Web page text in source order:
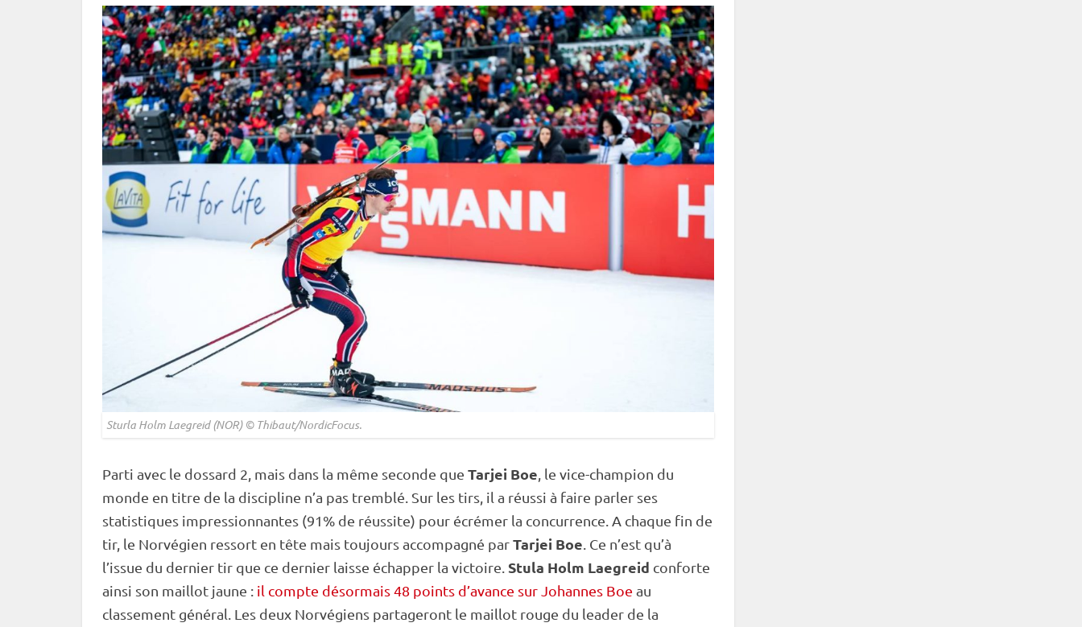
Sturla Holm Laegreid (NOR) © Thibaut/NordicFocus.
Parti avec le dossard 2, mais dans la même seconde que Tarjei Boe , le vice-champion du
monde en titre de la discipline n’a pas tremblé. Sur les tirs, il a réussi à faire parler ses
statistiques impressionnantes (91% de réussite) pour écrémer la concurrence. A chaque fin de
tir, le Norvégien ressort en tête mais toujours accompagné parTarjei Boe . Ce n’est qu’à
l’issue du dernier tir que ce dernier laisse échapper la victoire. Stula Holm Laegreid conforte
ainsi son maillot jaune : il compte désormais 48 points d’avance sur Johannes Boe au
classement général. Les deux Norvégiens partageront le maillot rouge du leader de la